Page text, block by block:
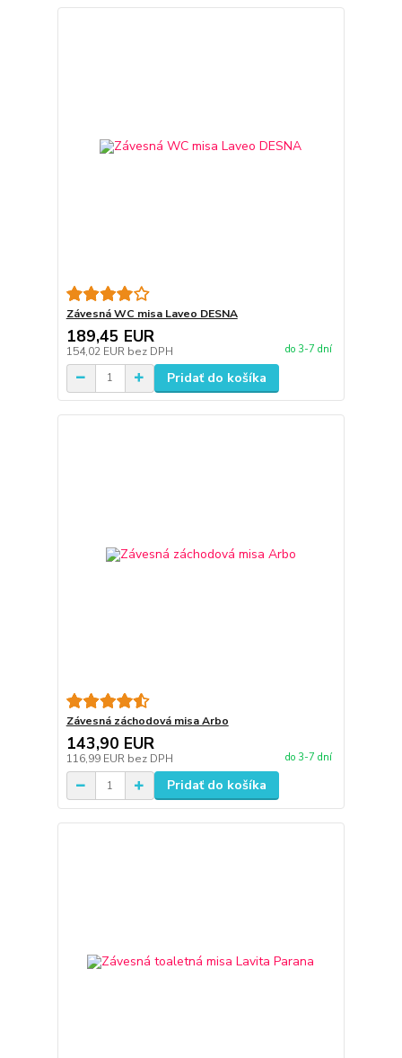
Závesná WC misa Laveo DESNA
189,45 EUR
154,02 EUR bez DPH do 3-7 dní
Pridať do košíka
Závesná záchodová misa Arbo
143,90 EUR
116,99 EUR bez DPH do 3-7 dní
Pridať do košíka